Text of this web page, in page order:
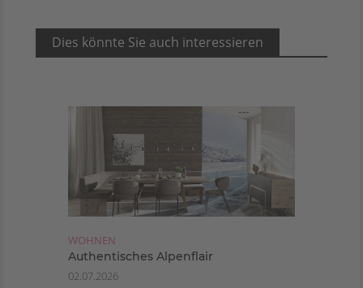
Dies könnte Sie auch interessieren
WOHNEN
Authentisches Alpenflair
02.07.2026